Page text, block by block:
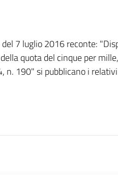
7 luglio 2016 reconte:
quota del cinque per
n. 190" si pubblicano i